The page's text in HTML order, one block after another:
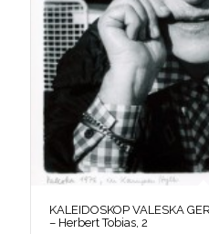
KALEIDOSKOP VALESKA
– Herbert Tobias, 2